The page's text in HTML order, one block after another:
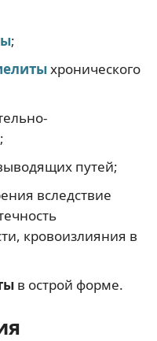
;
хронического
путей;
вследствие
кровоизлияния в
в острой форме.